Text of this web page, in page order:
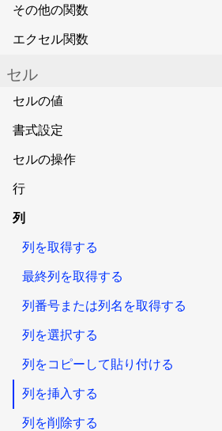
その他の関数
エクセル関数
セル
セルの値
書式設定
セルの操作
行
列
列を取得する
最終列を取得する
列番号または列名を取得する
列を選択する
列をコピーして貼り付ける
列を挿入する
列を削除する